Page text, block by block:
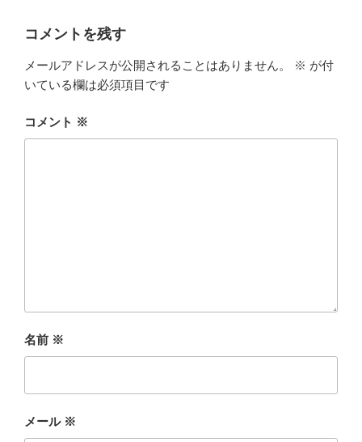
コメントを残す
メールアドレスが公開されることはありません。 ※ が付
いている欄は必須項目です
コメント ※
名前 ※
メール ※